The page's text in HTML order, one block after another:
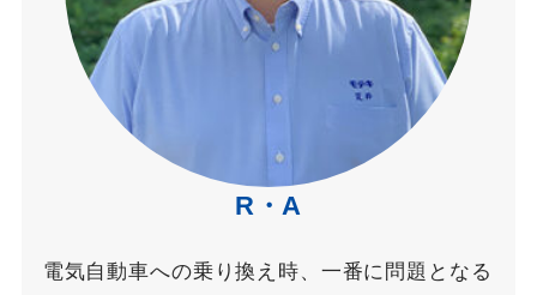
R・A
電気自動車への乗り換え時、一番に問題となる